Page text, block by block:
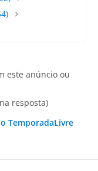
este anúncio ou
resposta)
TemporadaLivre